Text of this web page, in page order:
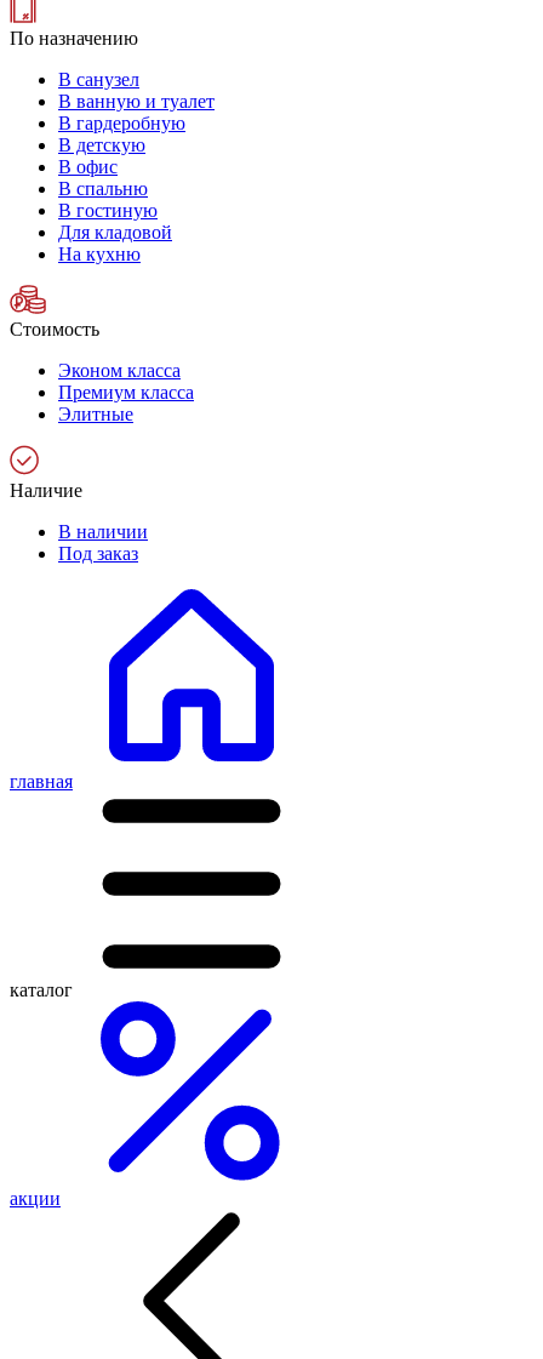
По назначению
В санузел
В ванную и туалет
В гардеробную
В детскую
В офис
В спальню
В гостиную
Для кладовой
На кухню
Стоимость
Эконом класса
Премиум класса
Элитные
Наличие
В наличии
Под заказ
главная
каталог
акции